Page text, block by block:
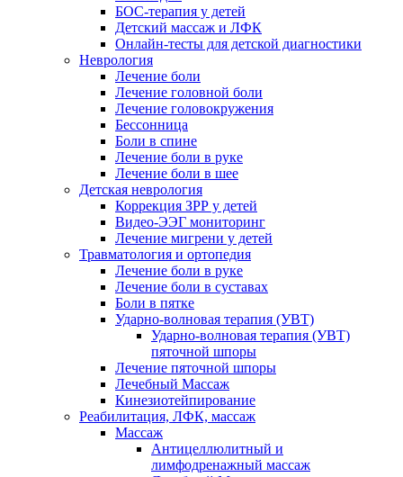
БОС-терапия у детей
Детский массаж и ЛФК
Онлайн-тесты для детской диагностики
Неврология
Лечение боли
Лечение головной боли
Лечение головокружения
Бессонница
Боли в спине
Лечение боли в руке
Лечение боли в шее
Детская неврология
Коррекция ЗРР у детей
Видео-ЭЭГ мониторинг
Лечение мигрени у детей
Травматология и ортопедия
Лечение боли в руке
Лечение боли в суставах
Боли в пятке
Ударно-волновая терапия (УВТ)
Ударно-волновая терапия (УВТ)
пяточной шпоры
Лечение пяточной шпоры
Лечебный Массаж
Кинезиотейпирование
Реабилитация, ЛФК, массаж
Массаж
Антицеллюлитный и
лимфодренажный массаж